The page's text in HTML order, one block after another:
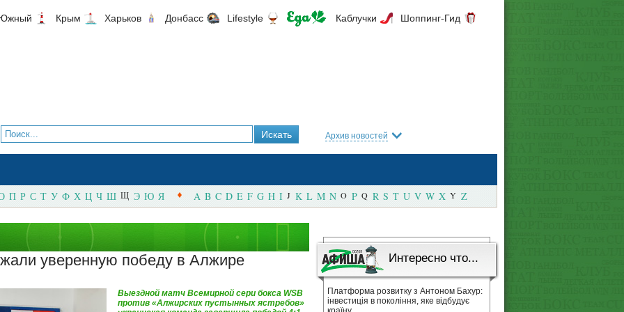
Крым Харьков Донбасс Lifestyle Каблучки Шоппинг-Гид
Архив новостей
П Р С Т У Ф Х Ц Ч Ш Щ Э Ю Я A B C D E F G H I J K L M N O P Q R S T U V W X Y Z
уверенную победу в Алжире
Выездной матч Всемирной сери бокса WSB
против «Алжирских пустынных ястребов»
Интересно что...
Платформа розвитку з Антоном Бахур:
інвестиція в покоління, яке відбудує